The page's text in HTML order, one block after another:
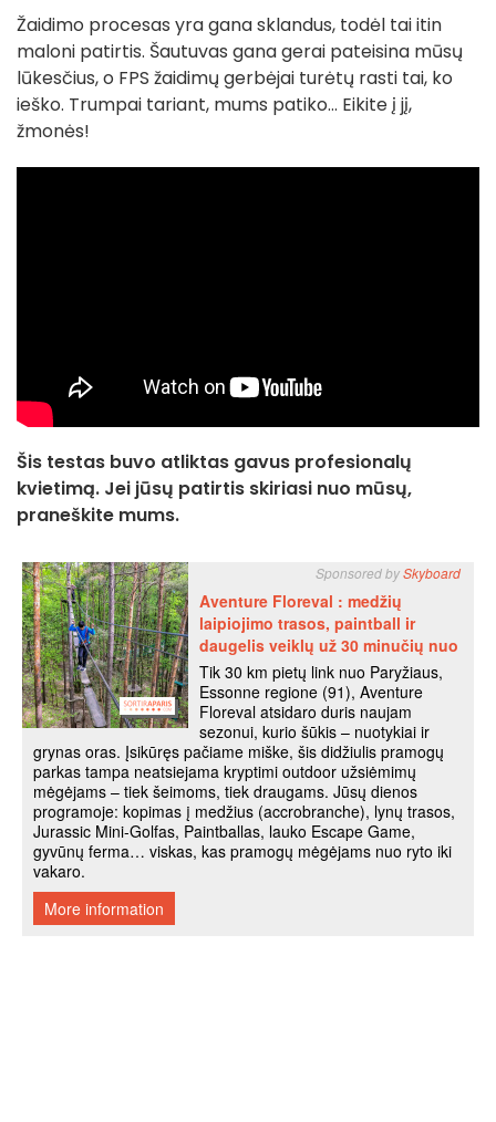
Žaidimo procesas yra gana sklandus, todėl tai itin
maloni patirtis. Šautuvas gana gerai pateisina mūsų
lūkesčius, o FPS žaidimų gerbėjai turėtų rasti tai, ko
ieško. Trumpai tariant, mums patiko... Eikite į jį,
žmonės!
Šis testas buvo atliktas gavus profesionalų
kvietimą. Jei jūsų patirtis skiriasi nuo mūsų,
praneškite mums.